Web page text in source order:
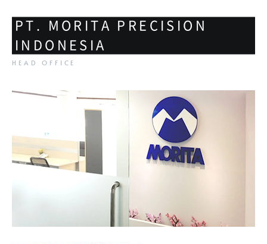
PT. MORITA PRECISION
INDONESIA